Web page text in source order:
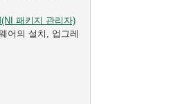
패키지 관리자)
어의 설치, 업그레